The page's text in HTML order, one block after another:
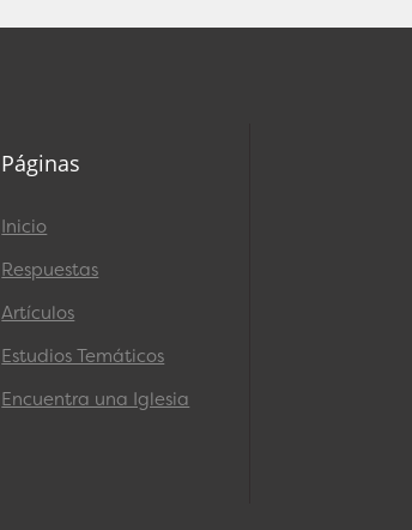
Páginas
Inicio
Respuestas
Artículos
Estudios Temáticos
Encuentra una Iglesia